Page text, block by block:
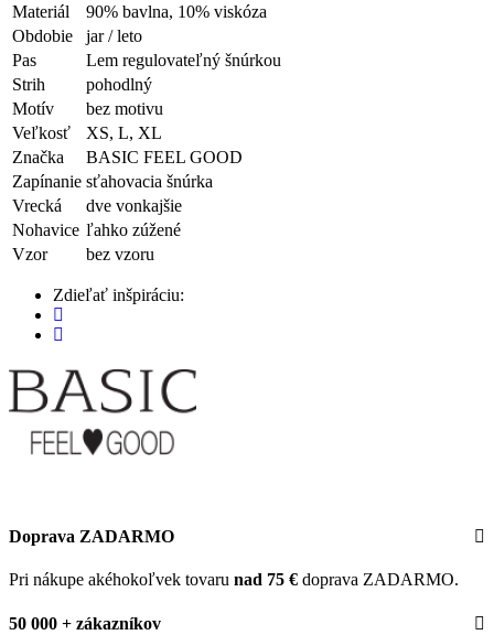
Materiál
90% bavlna, 10% viskóza
Obdobie
jar / leto
Pas
Lem regulovateľný šnúrkou
Strih
pohodlný
Motív
bez motivu
Veľkosť
XS, L, XL
Značka
BASIC FEEL GOOD
Zapínanie sťahovacia šnúrka
Vrecká
dve vonkajšie
Nohavice ľahko zúžené
Vzor
bez vzoru
Zdieľať inšpiráciu:
Doprava ZADARMO
Pri nákupe akéhokoľvek tovaru nad 75 € doprava ZADARMO.
50 000 + zákazníkov